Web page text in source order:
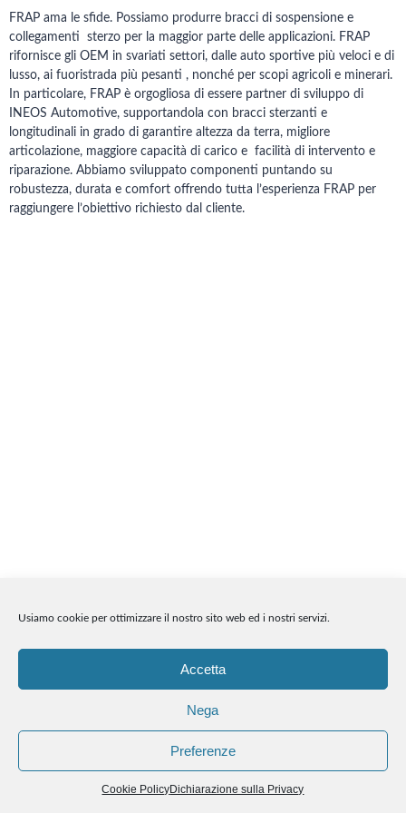
Usiamo cookie per ottimizzare il nostro sito web ed i nostri servizi.
Accetta
Nega
Preferenze
Cookie PolicyDichiarazione sulla Privacy
FRAP ama le sfide. Possiamo produrre bracci di sospensione e
collegamenti sterzo per la maggior parte delle applicazioni. FRAP
rifornisce gli OEM in svariati settori, dalle auto sportive più veloci e di
lusso, ai fuoristrada più pesanti , nonché per scopi agricoli e minerari.
In particolare, FRAP è orgogliosa di essere partner di sviluppo di
INEOS Automotive, supportandola con bracci sterzanti e
longitudinali in grado di garantire altezza da terra, migliore
articolazione, maggiore capacità di carico e facilità di intervento e
riparazione. Abbiamo sviluppato componenti puntando su
robustezza, durata e comfort offrendo tutta l’esperienza FRAP per
raggiungere l’obiettivo richiesto dal cliente.